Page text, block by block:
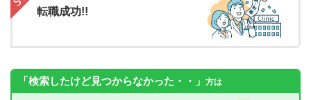
転職成功!!
「検索したけど見つからなかった・・」 方は